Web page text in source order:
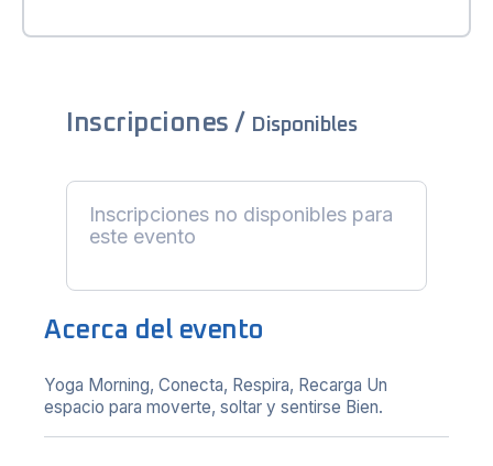
Inscripciones / Disponibles
Inscripciones no disponibles para
este evento
Acerca del evento
Yoga Morning, Conecta, Respira, Recarga Un
espacio para moverte, soltar y sentirse Bien.